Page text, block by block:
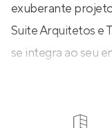
exuberante
Suite Arquitetos e
se integra ao seu
dinamismo que